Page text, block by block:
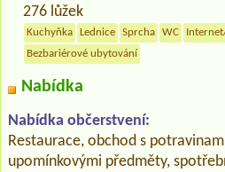
276 lůžek
Kuchyňka Lednice Sprcha WC
Bezbariérové ubytování
Nabídka
Nabídka občerstvení:
Restaurace, obchod s
upomínkovými předměty,